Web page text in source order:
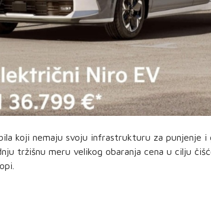
koji nemaju svoju infrastrukturu za punjenje i
tržišnu meru velikog obaranja cena u cilju